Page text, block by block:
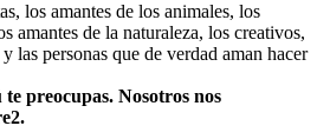
los amantes de los animales, los
amantes de la naturaleza, los creativos,
las personas que de verdad aman hacer
preocupas. Nosotros nos